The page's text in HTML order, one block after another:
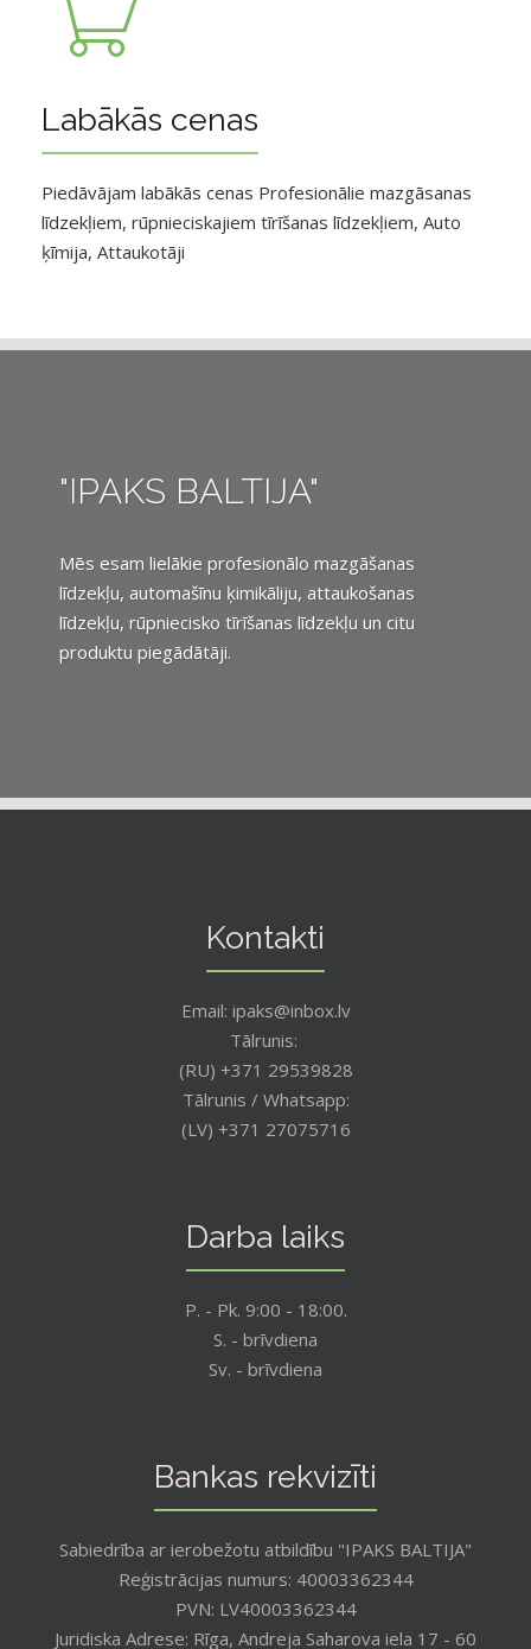
Labākās cenas
Piedāvājam labākās cenas Profesionālie mazgāsanas
līdzekļiem, rūpnieciskajiem tīrīšanas līdzekļiem, Auto
ķīmija, Attaukotāji
"IPAKS BALTIJA"
Mēs esam lielākie profesionālo mazgāšanas
līdzekļu, automašīnu ķimikāliju, attaukošanas
līdzekļu, rūpniecisko tīrīšanas līdzekļu un citu
produktu piegādātāji.
Kontakti
Email: ipaks@inbox.lv
Tālrunis:
(RU) +371 29539828
Tālrunis / Whatsapp:
(LV) +371 27075716
Darba laiks
P. - Pk. 9:00 - 18:00.
S. - brīvdiena
Sv. - brīvdiena
Bankas rekvizīti
Sabiedrība ar ierobežotu atbildību "IPAKS BALTIJA"
Reģistrācijas numurs: 40003362344
PVN: LV40003362344
Juridiska Adrese: Rīga, Andreja Saharova iela 17 - 60